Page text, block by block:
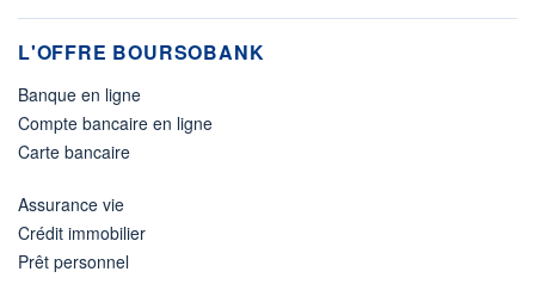
L'OFFRE BOURSOBANK
Banque en ligne
Compte bancaire en ligne
Carte bancaire
Assurance vie
Crédit immobilier
Prêt personnel